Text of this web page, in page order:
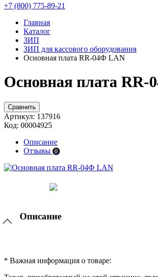
+7 (800) 775-89-21
Главная
Каталог
ЗИП
ЗИП для кассового оборудования
Основная плата RR-04Ф LAN
Основная плата
Сравнить
Артикул: 137916
Код: 00004925
Описание
Отзывы 0
Описание
* Важная информация о товаре: